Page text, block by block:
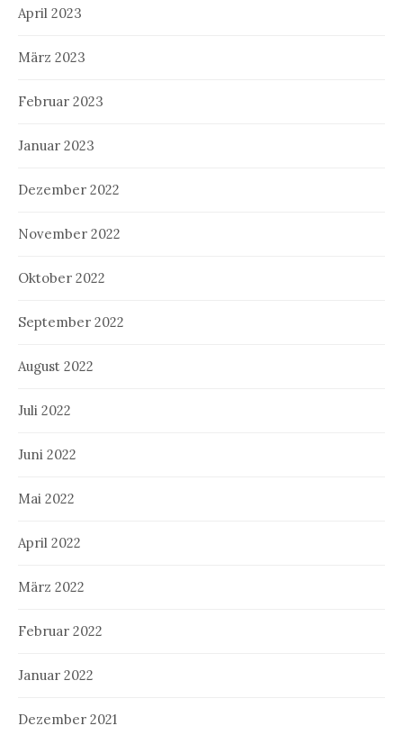
April 2023
März 2023
Februar 2023
Januar 2023
Dezember 2022
November 2022
Oktober 2022
September 2022
August 2022
Juli 2022
Juni 2022
Mai 2022
April 2022
März 2022
Februar 2022
Januar 2022
Dezember 2021